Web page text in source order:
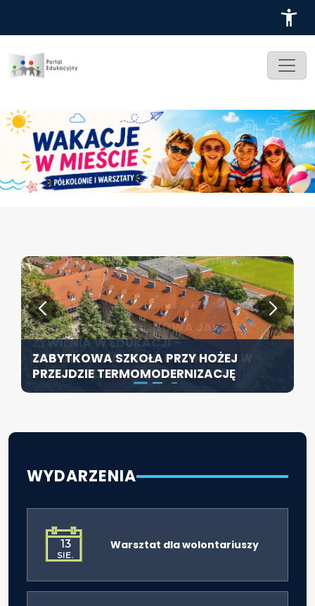
ZABYTKOWA SZKOŁA PRZY HOŻEJ
PRZEJDZIE TERMOMODERNIZACJĘ
KONFERENCJA PT. „NOWA JAKOŚĆ
ŻYWIENIA W EDUKACJI –
ODPOWIEDZIALNOŚĆ DYREKTORA W
ŚWIETLE ROZPORZĄDZENIA 2026”
SZCZECIN ROZWIJA EDUKACJĘ
WŁĄCZAJĄCĄ - NOWE
SPECJALISTYCZNE CENTRUM
ROZPOCZYNA DZIAŁALNOŚĆ
WYDARZENIA
13
SIE.
Warsztat dla wolontariuszy